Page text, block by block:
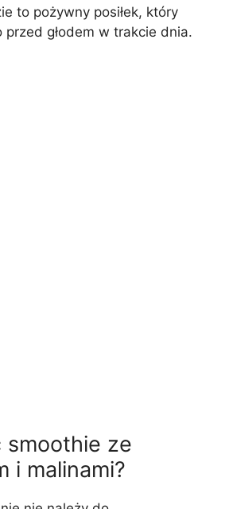
to pożywny posiłek, który
przed głodem w trakcie dnia.
smoothie ze
i malinami?